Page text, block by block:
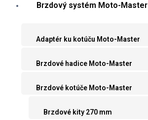
Brzdový systém Moto-Master
Adaptér ku kotúču Moto-Master
Brzdové hadice Moto-Master
Brzdové kotúče Moto-Master
Brzdové kity 270 mm